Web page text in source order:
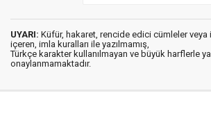
UYARI: Küfür, hakaret, rencide edici cümleler veya
içeren, imla kuralları ile yazılmamış,
Türkçe karakter kullanılmayan ve büyük harflerle
onaylanmamaktadır.